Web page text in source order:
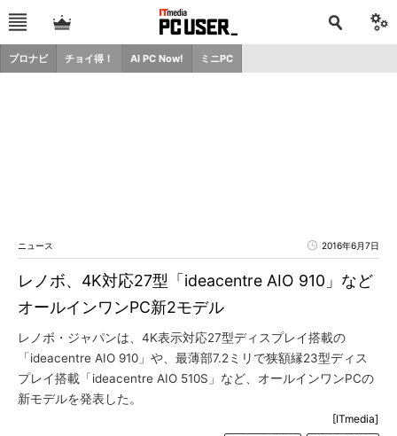
プロナビ チョイ得！ AI PC Now! ミニPC
ニュース 2016年6月7日
レノボ、4K対応27型「ideacentre AIO 910」など
オールインワンPC新2モデル
レノボ・ジャパンは、4K表示対応27型ディスプレイ搭載の
「ideacentre AIO 910」や、最薄部7.2ミリで狭額縁23型ディス
プレイ搭載「ideacentre AIO 510S」など、オールインワンPCの
新モデルを発表した。
[ITmedia]